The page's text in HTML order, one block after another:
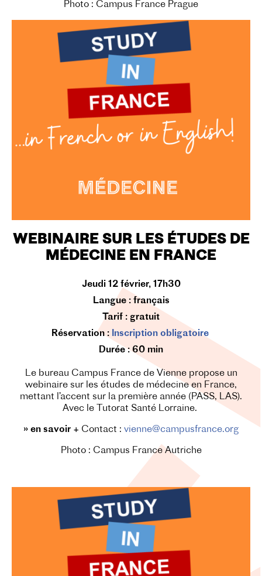
Photo : Campus France Prague
WEBINAIRE SUR LES ÉTUDES DE
MÉDECINE EN FRANCE
Jeudi 12 février, 17h30
Langue :français
Tarif : gratuit
Réservation : Inscription obligatoire
Durée:60 min
Le bureau Campus France de Vienne propose un
webinaire sur les études de médecine en France,
mettant l’accent sur la première année (PASS, LAS).
Avec le Tutorat Santé Lorraine.
» en savoir + Contact : vienne@campusfrance.org
Photo : Campus France Autriche